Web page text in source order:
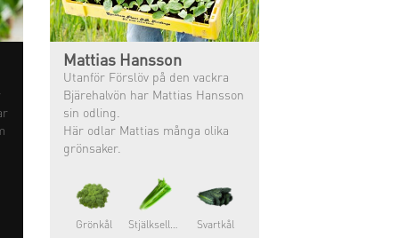
Mattias Hansson
Utanför Förslöv på den vackra
Bjärehalvön har Mattias Hansson
sin odling.
Här odlar Mattias många olika
grönsaker.
Grönkål Svartkål